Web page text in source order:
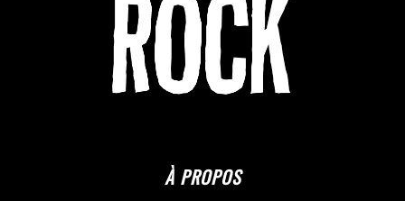
À PROPOS